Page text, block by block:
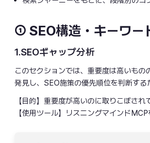
① SEO構造・キーワー
1.SEOギャップ分析
このセクションでは、重要度は高いも
発見し、SEO施策の優先順位を判断する
【目的】重要度が高いのに取りこぼさ
【使用ツール】リスニングマインド